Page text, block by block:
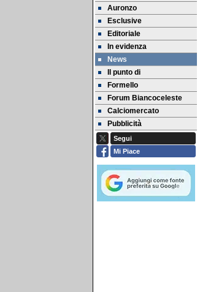
Auronzo
Esclusive
Editoriale
In evidenza
News
Il punto di
Formello
Forum Biancoceleste
Calciomercato
Pubblicità
Segui
Mi Piace